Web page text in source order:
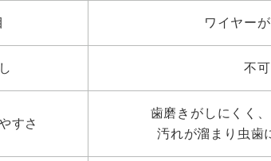
ワイヤー
不可
すさ
歯磨きがしにくく、
汚れが溜まり 虫歯